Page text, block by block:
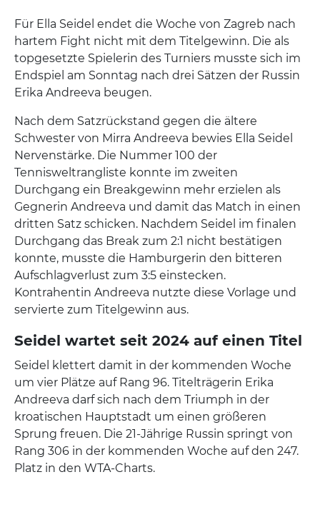
Für Ella Seidel endet die Woche von Zagreb nach
hartem Fight nicht mit dem Titelgewinn. Die als
topgesetzte Spielerin des Turniers musste sich im
Endspiel am Sonntag nach drei Sätzen der Russin
Erika Andreeva beugen.
Nach dem Satzrückstand gegen die ältere
Schwester von Mirra Andreeva bewies Ella Seidel
Nervenstärke. Die Nummer 100 der
Tennisweltrangliste konnte im zweiten
Durchgang ein Breakgewinn mehr erzielen als
Gegnerin Andreeva und damit das Match in einen
dritten Satz schicken. Nachdem Seidel im finalen
Durchgang das Break zum 2:1 nicht bestätigen
konnte, musste die Hamburgerin den bitteren
Aufschlagverlust zum 3:5 einstecken.
Kontrahentin Andreeva nutzte diese Vorlage und
servierte zum Titelgewinn aus.
Seidel wartet seit 2024 auf einen Titel
Seidel klettert damit in der kommenden Woche
um vier Plätze auf Rang 96. Titelträgerin Erika
Andreeva darf sich nach dem Triumph in der
kroatischen Hauptstadt um einen größeren
Sprung freuen. Die 21-Jährige Russin springt von
Rang 306 in der kommenden Woche auf den 247.
Platz in den WTA-Charts.